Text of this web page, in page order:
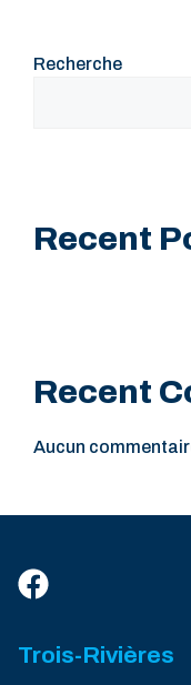
Recherche
Recent
Recent
Aucun
Trois-Rivières